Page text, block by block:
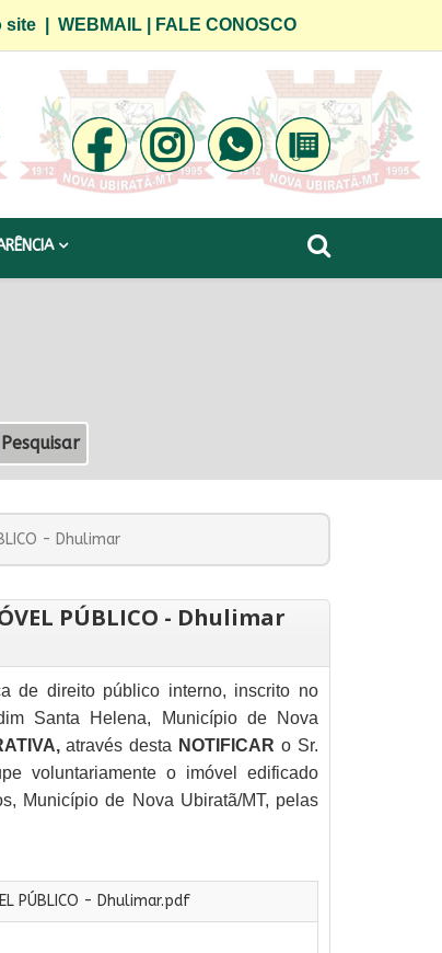
site| WEBMAIL| FALE CONOSCO
- Dhulimar
PÚBLICO - Dhulimar
de direito público interno, inscrito no
Santa Helena, Município de Nova
através desta NOTIFICAR o Sr.
voluntariamente o imóvel edificado
Município de Nova Ubiratã/MT, pelas
PÚBLICO - Dhulimar.pdf